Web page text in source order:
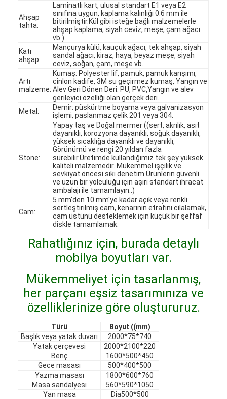
Evde
Ürünler
VR şovu
Bizim Hakkımızda
Fabrika turu
Kalite Kontrol
Bize Ulaşın
Haberler
Ahşap
tahta:
Laminatlı kart, ulusal standart E1 veya E2
sınıfına uygun, kaplama kalınlığı 0.6 mm ile
bitirilmiştir.Kül gibi isteğe bağlı malzemelerle
ahşap kaplama, siyah ceviz, meşe, çam ağacı
vb.)
Katı
ahşap:
Mançurya külü, kauçuk ağacı, tek ahşap, siyah
sandal ağacı, kiraz, haya, beyaz meşe, siyah
ceviz, soğan, çam, meşe vb.
Artı
malzeme:
Kumaş: Polyester lif, pamuk, pamuk karışımı,
cinlon kadife, 3M su geçirmez kumaş, Yangın ve
Alev Geri Dönen Deri: PU, PVC,Yangın ve alev
gerileyici özelliği olan gerçek deri.
Metal:
Demir: püskürtme boyama veya galvanizasyon
işlemi, paslanmaz çelik 201 veya 304.
Stone:
Yapay taş ve Doğal mermer ((sert, akrilik, asit
dayanıklı, korozyona dayanıklı, soğuk dayanıklı,
yüksek sıcaklığa dayanıklı ve dayanıklı,
Görünümü ve rengi 20 yıldan fazla
sürebilir.Üretimde kullandığımız tek şey yüksek
kaliteli malzemedir. Mükemmel işçilik ve
sevkiyat öncesi sıkı denetim.Ürünlerin güvenli
ve uzun bir yolculuğu için aşırı standart ihracat
ambalajı ile tamamlayın..)
Cam:
5 mm'den 10 mm'ye kadar açık veya renkli
sertleştirilmiş cam, kenarının etrafını cilalamak,
cam üstünü desteklemek için küçük bir şeffaf
diskle tamamlamak.
Rahatlığınız için, burada detaylı
mobilya boyutları var.
Mükemmeliyet için tasarlanmış,
her parçanı eşsiz tasarımınıza ve
özelliklerinize göre oluştururuz.
Türü
Boyut ((mm)
Başlık veya yatak duvarı
2000*75*740
Yatak çerçevesi
2000*2100*220
Benç
1600*500*450
Gece masası
500*400*500
Yazma masası
1800*600*760
Masa sandalyesi
560*590*1050
Yan masa
Dia500*500